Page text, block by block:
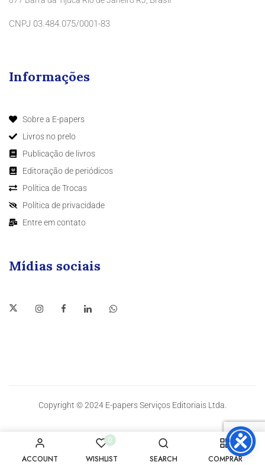
ACCOUNT
0
WISHLIST
SEARCH COMPRAR
CNPJ 03.484.075/0001-83
Informações
Sobre a E-papers
Livros no prelo
Publicação de livros
Editoração de periódicos
Política de Trocas
Política de privacidade
Entre em contato
Mídias sociais
Copyright © 2024 E-papers Serviços Editoriais Ltda.